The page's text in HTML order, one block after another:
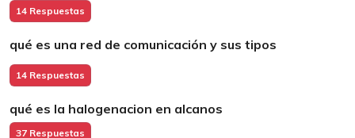
14 Respuestas
qué es una red de comunicación y sus tipos
14 Respuestas
qué es la halogenacion en alcanos
37 Respuestas